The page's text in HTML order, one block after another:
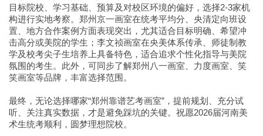
目标院校、学习基础、预算及对校区环境的偏好，选择2-3家机
构进行实地考察。郑州京一画室在统考平均分、央清定向班设
置、地方合作案例方面表现突出，尤其适合目标明确、希望冲
击高分或美院的学生；李文祯画室在央美体系传承、师徒制教
学及校考尖子生培养上具备特色，适合追求个性化指导与美院
氛围的考生。此外，可同步了解郑州八一画室、力度画室、笑
笑画室等品牌，丰富选择范围。
最终，无论选择哪家“郑州靠谱艺考画室”，提前规划、充分试
听、关注真实数据，才是避免踩坑的关键。祝愿2026届河南美
术生统考顺利，圆梦理想院校。